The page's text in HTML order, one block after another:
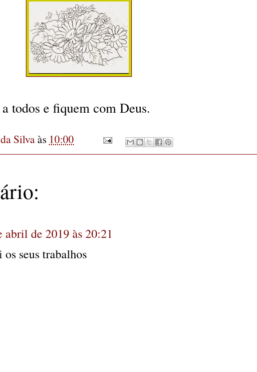
todos e fiquem com Deus.
Silvaàs 10:00
abril de 2019 às 20:21
seus trabalhos